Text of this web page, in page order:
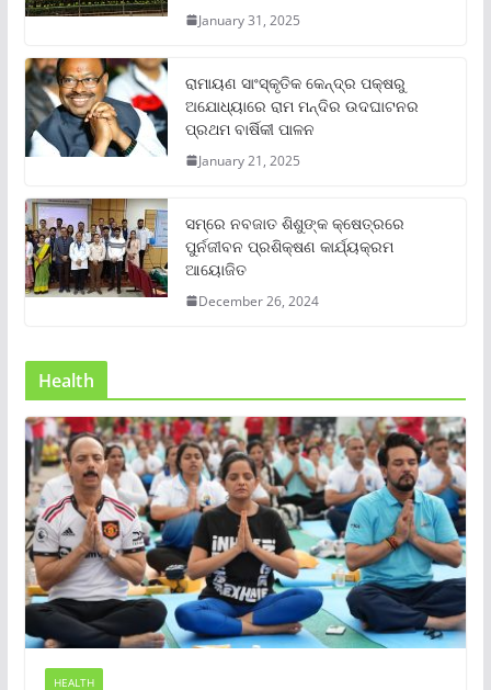
January 31, 2025
ରାମାୟଣ ସାଂସ୍କୃତିକ କେନ୍ଦ୍ର ପକ୍ଷରୁ
ଅଯୋଧ୍ୟାରେ ରାମ ମନ୍ଦିର ଉଦଘାଟନର
ପ୍ରଥମ ବାର୍ଷିକୀ ପାଳନ
January 21, 2025
ସମ୍‌ରେ ନବଜାତ ଶିଶୁଙ୍କ କ୍ଷେତ୍ରରେ
ପୁର୍ନଜୀବନ ପ୍ରଶିକ୍ଷଣ କାର୍ଯ୍ୟକ୍ରମ
ଆୟୋଜିତ
December 26, 2024
Health
HEALTH